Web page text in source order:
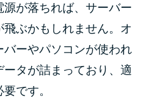
が落ちれば、サーバー
ぶかもしれません。オ
バーやパソコンが使われ
タが詰まっており、適
です。